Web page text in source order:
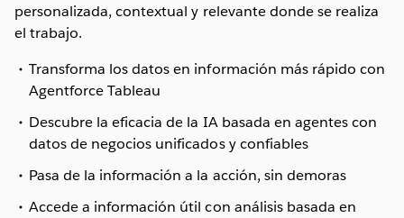
personalizada, contextual y relevante donde se realiza
el trabajo.
Transforma los datos en información más rápido con
Agentforce Tableau
Descubre la eficacia de la IA basada en agentes con
datos de negocios unificados y confiables
Pasa de la información a la acción, sin demoras
Accede a información útil con análisis basada en